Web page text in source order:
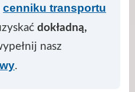
cenniku transportu
dokładną,
nasz
.